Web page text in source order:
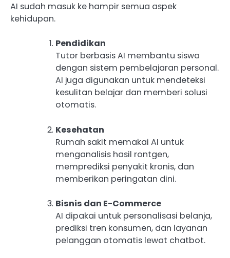
AI sudah masuk ke hampir semua aspek
kehidupan.
Pendidikan
Tutor berbasis AI membantu siswa
dengan sistem pembelajaran personal.
AI juga digunakan untuk mendeteksi
kesulitan belajar dan memberi solusi
otomatis.
Kesehatan
Rumah sakit memakai AI untuk
menganalisis hasil rontgen,
memprediksi penyakit kronis, dan
memberikan peringatan dini.
Bisnis dan E-Commerce
AI dipakai untuk personalisasi belanja,
prediksi tren konsumen, dan layanan
pelanggan otomatis lewat chatbot.